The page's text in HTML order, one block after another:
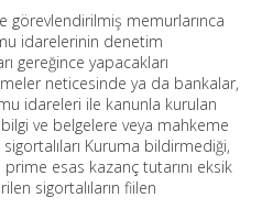
görevlendirilmiş memurlarınca
idarelerinin denetim
gereğince yapacakları
neticesinde ya da bankalar,
idareleri ile kanunla kurulan
ve belgelere veya mahkeme
sigortalıları Kuruma bildirmediği,
prime esas kazanç tutarını eksik
sigortalıların fiilen